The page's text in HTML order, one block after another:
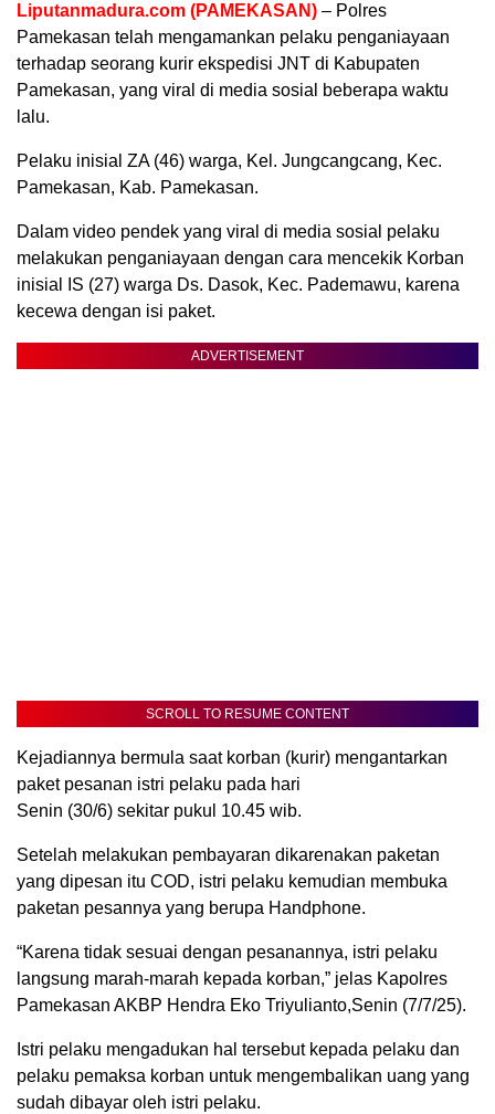
Liputanmadura.com (PAMEKASAN) – Polres
Pamekasan telah mengamankan pelaku penganiayaan
terhadap seorang kurir ekspedisi JNT di Kabupaten
Pamekasan, yang viral di media sosial beberapa waktu
lalu.
Pelaku inisial ZA (46) warga, Kel. Jungcangcang, Kec.
Pamekasan, Kab. Pamekasan.
Dalam video pendek yang viral di media sosial pelaku
melakukan penganiayaan dengan cara mencekik Korban
inisial IS (27) warga Ds. Dasok, Kec. Pademawu, karena
kecewa dengan isi paket.
ADVERTISEMENT
SCROLL TO RESUME CONTENT
Kejadiannya bermula saat korban (kurir) mengantarkan
paket pesanan istri pelaku pada hari
Senin (30/6) sekitar pukul 10.45 wib.
Setelah melakukan pembayaran dikarenakan paketan
yang dipesan itu COD, istri pelaku kemudian membuka
paketan pesannya yang berupa Handphone.
“Karena tidak sesuai dengan pesanannya, istri pelaku
langsung marah-marah kepada korban,” jelas Kapolres
Pamekasan AKBP Hendra Eko Triyulianto,Senin (7/7/25).
Istri pelaku mengadukan hal tersebut kepada pelaku dan
pelaku pemaksa korban untuk mengembalikan uang yang
sudah dibayar oleh istri pelaku.